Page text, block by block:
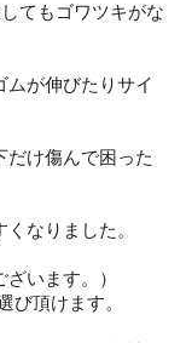
てもゴワツキがな
ムが伸びたりサイ
だけ傷んで困った
なりました。
います。）
び頂けます。